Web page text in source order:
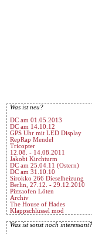
Was ist neu?
DC am 01.05.2013
DC am 14.10.12
GPS Uhr mit LED Display
RepRap Mendel
Tricopter
12.08. - 14.08.2011
Jakobi Kirchturm
DC am 25.04.11 (Ostern)
DC am 31.10.10
Sirokko 266 Dieselheizung
Berlin, 27.12. - 29.12.2010
Pizzaofen Löten
Archiv
The House of Hades
Klappschlüssel mod
Was ist sonst noch interessant?